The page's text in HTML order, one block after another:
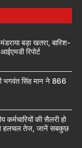
बड़ा खतरा, बारिश-
रिपोर्ट
सिंह मान ने 866
की सैलरी हो
हलचल तेज, जानें सबकुछ